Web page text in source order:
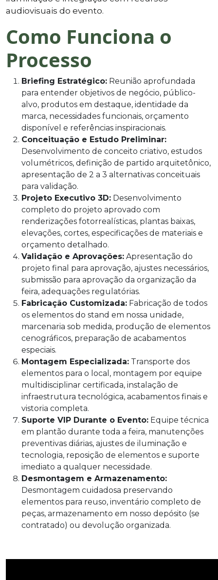
audiovisuais do evento.
Como Funciona o
Processo
Briefing Estratégico: Reunião aprofundada
para entender objetivos de negócio, público-
alvo, produtos em destaque, identidade da
marca, necessidades funcionais, orçamento
disponível e referências inspiracionais.
Conceituação e Estudo Preliminar:
Desenvolvimento de conceito criativo, estudos
volumétricos, definição de partido arquitetônico,
apresentação de 2 a 3 alternativas conceituais
para validação.
Projeto Executivo 3D: Desenvolvimento
completo do projeto aprovado com
renderizações fotorrealísticas, plantas baixas,
elevações, cortes, especificações de materiais e
orçamento detalhado.
Validação e Aprovações: Apresentação do
projeto final para aprovação, ajustes necessários,
submissão para aprovação da organização da
feira, adequações regulatórias.
Fabricação Customizada: Fabricação de todos
os elementos do stand em nossa unidade,
marcenaria sob medida, produção de elementos
cenográficos, preparação de acabamentos
especiais.
Montagem Especializada: Transporte dos
elementos para o local, montagem por equipe
multidisciplinar certificada, instalação de
infraestrutura tecnológica, acabamentos finais e
vistoria completa.
Suporte VIP Durante o Evento: Equipe técnica
em plantão durante toda a feira, manutenções
preventivas diárias, ajustes de iluminação e
tecnologia, reposição de elementos e suporte
imediato a qualquer necessidade.
Desmontagem e Armazenamento:
Desmontagem cuidadosa preservando
elementos para reuso, inventário completo de
peças, armazenamento em nosso depósito (se
contratado) ou devolução organizada.